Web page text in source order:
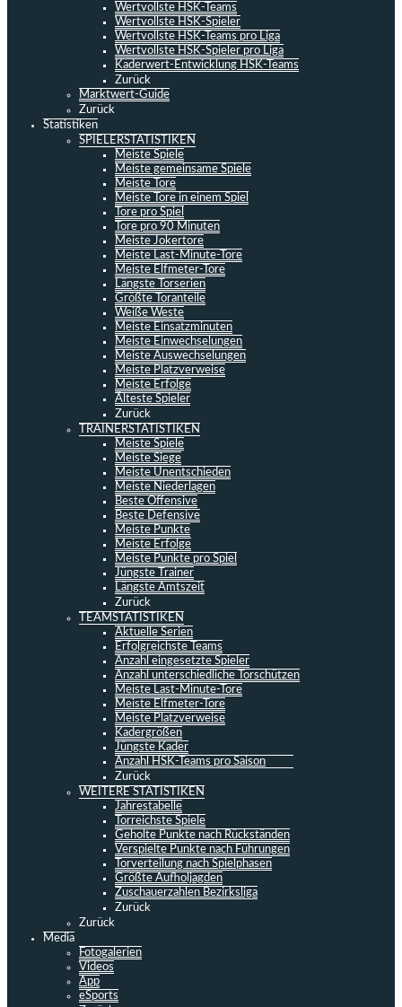
Wertvollste HSK-Teams
Wertvollste HSK-Spieler
Wertvollste HSK-Teams pro Liga
Wertvollste HSK-Spieler pro Liga
Kaderwert-Entwicklung HSK-Teams
Zurück
Marktwert-Guide
Zurück
Statistiken
SPIELERSTATISTIKEN
Meiste Spiele
Meiste gemeinsame Spiele
Meiste Tore
Meiste Tore in einem Spiel
Tore pro Spiel
Tore pro 90 Minuten
Meiste Jokertore
Meiste Last-Minute-Tore
Meiste Elfmeter-Tore
Längste Torserien
Größte Toranteile
Weiße Weste
Meiste Einsatzminuten
Meiste Einwechselungen
Meiste Auswechselungen
Meiste Platzverweise
Meiste Erfolge
Älteste Spieler
Zurück
TRAINERSTATISTIKEN
Meiste Spiele
Meiste Siege
Meiste Unentschieden
Meiste Niederlagen
Beste Offensive
Beste Defensive
Meiste Punkte
Meiste Erfolge
Meiste Punkte pro Spiel
Jüngste Trainer
Längste Amtszeit
Zurück
TEAMSTATISTIKEN
Aktuelle Serien
Erfolgreichste Teams
Anzahl eingesetzte Spieler
Anzahl unterschiedliche Torschützen
Meiste Last-Minute-Tore
Meiste Elfmeter-Tore
Meiste Platzverweise
Kadergrößen
Jüngste Kader
Anzahl HSK-Teams pro Saison
Zurück
WEITERE STATISTIKEN
Jahrestabelle
Torreichste Spiele
Geholte Punkte nach Rückständen
Verspielte Punkte nach Führungen
Torverteilung nach Spielphasen
Größte Aufholjagden
Zuschauerzahlen Bezirksliga
Zurück
Zurück
Media
Fotogalerien
Videos
App
eSports